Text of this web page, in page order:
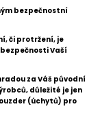
bezpečnostní
či protržení, je
Vaší
za Váš původní
důležité je jen
(úchytů) pro